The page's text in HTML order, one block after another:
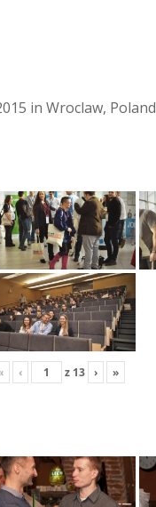
in Wroclaw, Poland
‹ z 13 › »